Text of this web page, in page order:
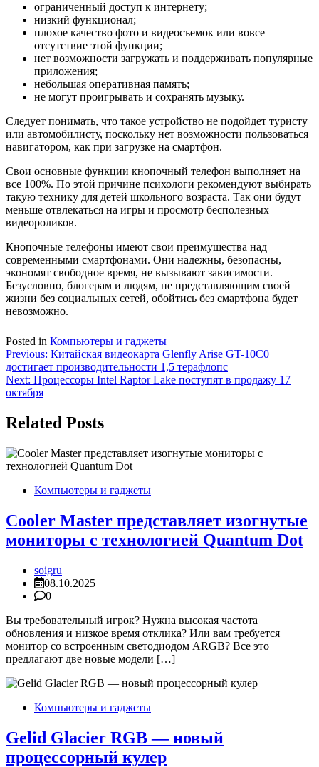
ограниченный доступ к интернету;
низкий функционал;
плохое качество фото и видеосъемок или вовсе
отсутствие этой функции;
нет возможности загружать и поддерживать популярные
приложения;
небольшая оперативная память;
не могут проигрывать и сохранять музыку.
Следует понимать, что такое устройство не подойдет туристу
или автомобилисту, поскольку нет возможности пользоваться
навигатором, как при загрузке на смартфон.
Свои основные функции кнопочный телефон выполняет на
все 100%. По этой причине психологи рекомендуют выбирать
такую технику для детей школьного возраста. Так они будут
меньше отвлекаться на игры и просмотр бесполезных
видеороликов.
Кнопочные телефоны имеют свои преимущества над
современными смартфонами. Они надежны, безопасны,
экономят свободное время, не вызывают зависимости.
Безусловно, блогерам и людям, не представляющим своей
жизни без социальных сетей, обойтись без смартфона будет
невозможно.
Posted in Компьютеры и гаджеты
Навигация
по
записям
Previous: Китайская видеокарта Glenfly Arise GT-10C0
достигает производительности 1,5 терафлопс
Next: Процессоры Intel Raptor Lake поступят в продажу 17
октября
Related Posts
Компьютеры и гаджеты
Cooler Master представляет изогнутые
мониторы с технологией Quantum Dot
soigru
08.10.2025
0
Вы требовательный игрок? Нужна высокая частота
обновления и низкое время отклика? Или вам требуется
монитор со встроенным светодиодом ARGB? Все это
предлагают две новые модели […]
Компьютеры и гаджеты
Gelid Glacier RGB — новый
процессорный кулер